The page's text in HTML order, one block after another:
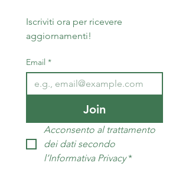
Iscriviti ora per ricevere
aggiornamenti!
Email *
Join
Acconsento al trattamento
dei dati secondo
l’Informativa Privacy *